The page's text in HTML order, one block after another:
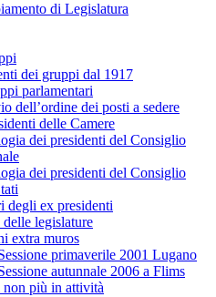
di Legislatura
dei gruppi dal 1917
parlamentari
dell’ordine dei posti a sedere
delle Camere
dei presidenti del Consiglio
dei presidenti del Consiglio
degli ex presidenti
legislature
extra muros
primaverile 2001 Lugano
autunnale 2006 a Flims
più in attività